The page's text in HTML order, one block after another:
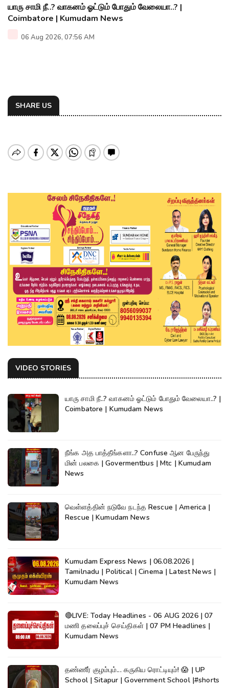
யாரு சாமி நீ..? வாகனம் ஓட்டும் போதும் வேலையா..? |
Coimbatore | Kumudam News
06 Aug 2026, 07:56 AM
SHARE US
VIDEO STORIES
யாரு சாமி நீ..? வாகனம் ஓட்டும் போதும் வேலையா..? |
Coimbatore | Kumudam News
நீங்க அத பாத்தீங்களா..? Confuse ஆன பேருந்து
மின் பலகை | Govermentbus | Mtc | Kumudam
News
வெள்ளத்தின் நடுவே நடந்த Rescue | America |
Rescue | Kumudam News
Kumudam Express News | 06.08.2026 |
Tamilnadu | Political | Cinema | Latest News |
Kumudam News
🔴LIVE: Today Headlines - 06 AUG 2026 | 07
மணி தலைப்புச் செய்திகள் | 07 PM Headlines |
Kumudam News
தண்ணீர் குழம்பும்... கருகிய ரொட்டியும்! 😱 | UP
School | Sitapur | Government School |#shorts